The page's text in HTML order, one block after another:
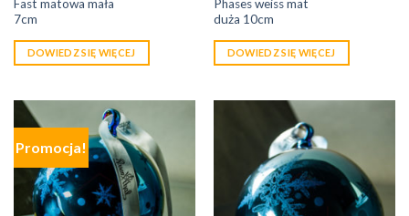
Fast matowa mała
7cm
DOWIEDZ SIĘ WIĘCEJ
Phases weiss mat
duża 10cm
DOWIEDZ SIĘ WIĘCEJ
Promocja!